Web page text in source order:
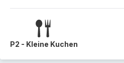
P2 - Kleine Kuchen